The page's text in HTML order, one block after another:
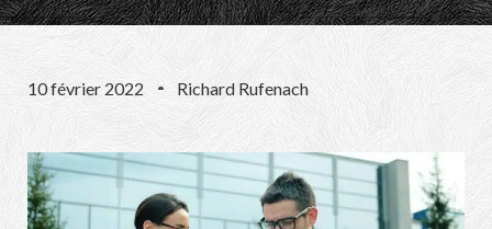
10 février 2022 Richard Rufenach